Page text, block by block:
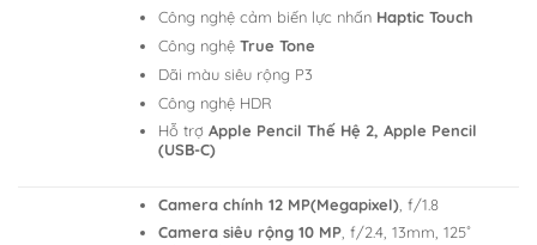
Công nghệ cảm biến lực nhấn Haptic Touch
Công nghệTrue Tone
Dãi màu siêu rộng P3
Công nghệ HDR
Hỗ trợApple Pencil Thế Hệ 2, Apple Pencil
(USB-C)
Camera chính 12 MP(Megapixel) , f/1.8
Camera siêu rộng 10 MP, f/2.4, 13mm, 125˚